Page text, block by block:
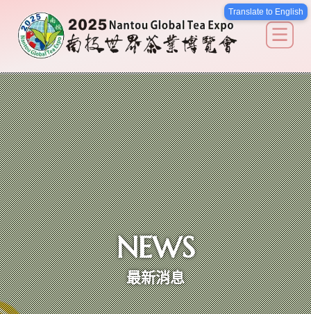
Translate to English
關於我們
最新消息
廠館介紹
活動說明
交通導覽
選擇語系
NEWS
最新消息